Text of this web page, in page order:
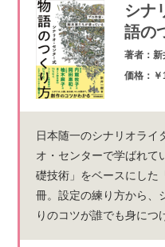
シナ
語の
著者：新
価格：
日本随一のシナリオライ
オ・センターで学ばれて
礎技術」をベースにした
冊。設定の練り方から、
りのコツが誰でも身につ